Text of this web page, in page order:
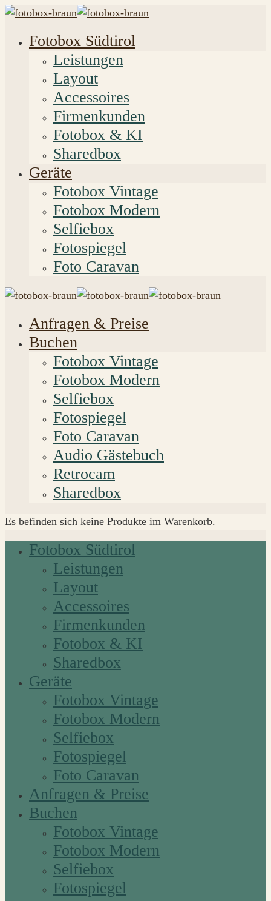
Fotobox Südtirol
Leistungen
Layout
Accessoires
Firmenkunden
Fotobox & KI
Sharedbox
Geräte
Fotobox Vintage
Fotobox Modern
Selfiebox
Fotospiegel
Foto Caravan
Anfragen & Preise
Buchen
Fotobox Vintage
Fotobox Modern
Selfiebox
Fotospiegel
Foto Caravan
Audio Gästebuch
Retrocam
Sharedbox
Es befinden sich keine Produkte im Warenkorb.
Fotobox Südtirol
Leistungen
Layout
Accessoires
Firmenkunden
Fotobox & KI
Sharedbox
Geräte
Fotobox Vintage
Fotobox Modern
Selfiebox
Fotospiegel
Foto Caravan
Anfragen & Preise
Buchen
Fotobox Vintage
Fotobox Modern
Selfiebox
Fotospiegel